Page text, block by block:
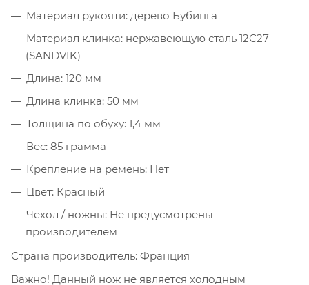
Материал рукояти: дерево Бубинга
Материал клинка: нержавеющую сталь 12С27
(SANDVIK)
Длина: 120 мм
Длина клинка: 50 мм
Толщина по обуху: 1,4 мм
Вес: 85 грамма
Крепление на ремень: Нет
Цвет: Красный
Чехол / ножны: Не предусмотрены
производителем
Страна производитель: Франция
Важно! Данный нож не является холодным